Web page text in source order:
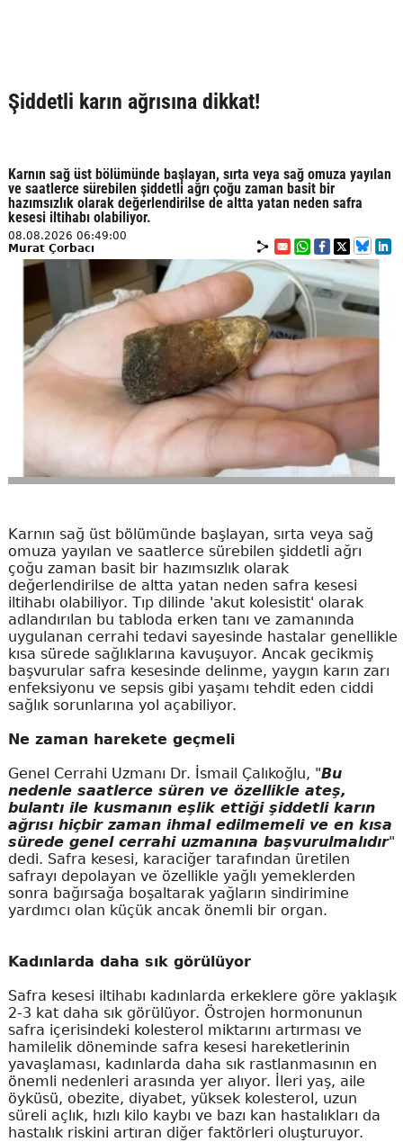
Şiddetli karın ağrısına dikkat!
Karnın sağ üst bölümünde başlayan, sırta veya sağ omuza yayılan
ve saatlerce sürebilen şiddetli ağrı çoğu zaman basit bir
hazımsızlık olarak değerlendirilse de altta yatan neden safra
kesesi iltihabı olabiliyor.
08.08.2026 06:49:00
Murat Çorbacı
Karnın sağ üst bölümünde başlayan, sırta veya sağ
omuza yayılan ve saatlerce sürebilen şiddetli ağrı
çoğu zaman basit bir hazımsızlık olarak
değerlendirilse de altta yatan neden safra kesesi
iltihabı olabiliyor. Tıp dilinde 'akut kolesistit' olarak
adlandırılan bu tabloda erken tanı ve zamanında
uygulanan cerrahi tedavi sayesinde hastalar genellikle
kısa sürede sağlıklarına kavuşuyor. Ancak gecikmiş
başvurular safra kesesinde delinme, yaygın karın zarı
enfeksiyonu ve sepsis gibi yaşamı tehdit eden ciddi
sağlık sorunlarına yol açabiliyor.
Ne zaman harekete geçmeli
Genel Cerrahi Uzmanı Dr. İsmail Çalıkoğlu, "Bu
nedenle saatlerce süren ve özellikle ateş,
bulantı ile kusmanın eşlik ettiği şiddetli karın
ağrısı hiçbir zaman ihmal edilmemeli ve en kısa
sürede genel cerrahi uzmanına başvurulmalıdır"
dedi. Safra kesesi, karaciğer tarafından üretilen
safrayı depolayan ve özellikle yağlı yemeklerden
sonra bağırsağa boşaltarak yağların sindirimine
yardımcı olan küçük ancak önemli bir organ.
Kadınlarda daha sık görülüyor
Safra kesesi iltihabı kadınlarda erkeklere göre yaklaşık
2-3 kat daha sık görülüyor. Östrojen hormonunun
safra içerisindeki kolesterol miktarını artırması ve
hamilelik döneminde safra kesesi hareketlerinin
yavaşlaması, kadınlarda daha sık rastlanmasının en
önemli nedenleri arasında yer alıyor. İleri yaş, aile
öyküsü, obezite, diyabet, yüksek kolesterol, uzun
süreli açlık, hızlı kilo kaybı ve bazı kan hastalıkları da
hastalık riskini artıran diğer faktörleri oluşturuyor.